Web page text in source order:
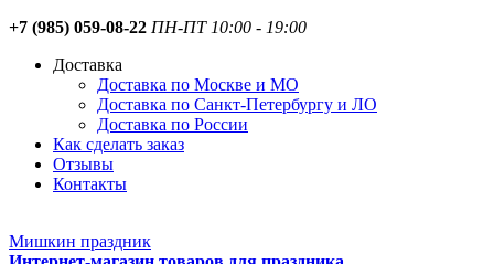
+7 (985) 059-08-22 ПН-ПТ 10:00 - 19:00
Доставка
Доставка по Москве и МО
Доставка по Санкт-Петербургу и ЛО
Доставка по России
Как сделать заказ
Отзывы
Контакты
Мишкин праздник